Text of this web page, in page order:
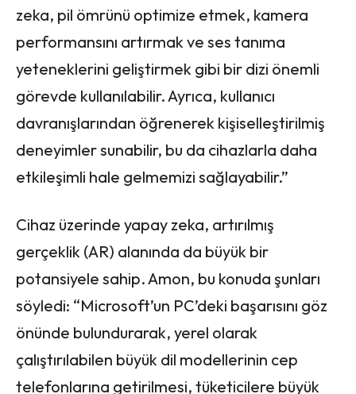
zeka, pil ömrünü optimize etmek, kamera
performansını artırmak ve ses tanıma
yeteneklerini geliştirmek gibi bir dizi önemli
görevde kullanılabilir. Ayrıca, kullanıcı
davranışlarından öğrenerek kişiselleştirilmiş
deneyimler sunabilir, bu da cihazlarla daha
etkileşimli hale gelmemizi sağlayabilir.”
Cihaz üzerinde yapay zeka, artırılmış
gerçeklik (AR) alanında da büyük bir
potansiyele sahip. Amon, bu konuda şunları
söyledi: “Microsoft’un PC’deki başarısını göz
önünde bulundurarak, yerel olarak
çalıştırılabilen büyük dil modellerinin cep
telefonlarına getirilmesi, tüketicilere büyük